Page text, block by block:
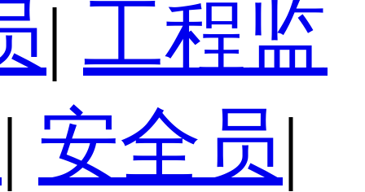
| 工程监
| 安全员|